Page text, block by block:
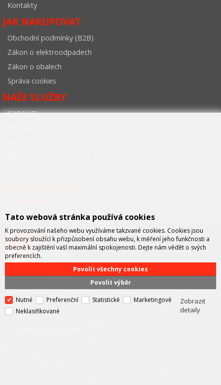
Kontakty
JAK NAKUPOVAT
Obchodní podmínky (B2B)
Zákon o elektroodpadech
Zákon o obalech
Správa cookies
NAŠE SLUŽBY
GARANT
FCC průmyslové systémyje technicko – obchodní společností,
zastupující významné výrobce v oblasti průmyslové automatizace a
telekomunikační techniky. Společnost je též významným vývojářem a
integrátorem se specializací na systémy strojového vidění a pokročilé
robotiky.
Tato webová stránka používá cookies
K provozování našeho webu využíváme takzvané cookies. Cookies jsou
soubory sloužící k přizpůsobení obsahu webu, k měření jeho funkčnosti a
obecně k zajištění vaší maximální spokojenosti. Dejte nám vědět o svých
preferencích.
Povolit výběr
Povolit všechny cookies
Nutné Preferenční Statistické
Marketingové
Neklasifikované
Zobrazit
detaily